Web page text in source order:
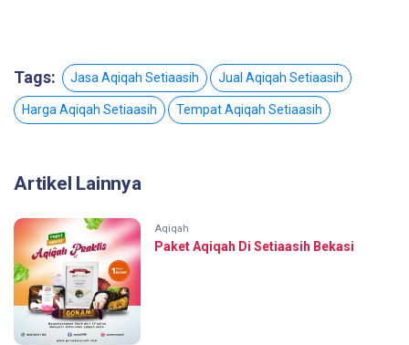
Tags: Jasa Aqiqah Setiaasih Jual Aqiqah Setiaasih
Harga Aqiqah Setiaasih Tempat Aqiqah Setiaasih
Artikel Lainnya
Aqiqah
Paket Aqiqah Di Setiaasih Bekasi